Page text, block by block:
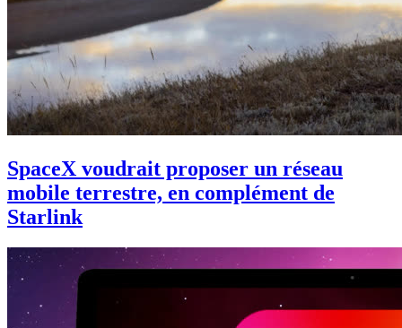
SpaceX voudrait proposer un réseau
mobile terrestre, en complément de
Starlink